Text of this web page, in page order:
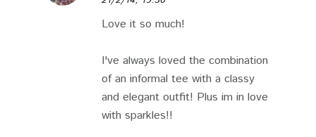
Love it so much!
I've always loved the combination
of an informal tee with a classy
and elegant outfit! Plus im in love
with sparkles!!